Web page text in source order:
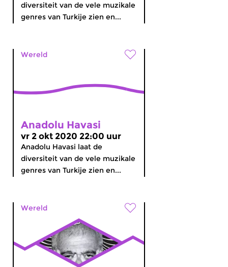
diversiteit van de vele muzikale
genres van Turkije zien en...
Wereld
Anadolu Havasi
vr 2 okt 2020 22:00 uur
Anadolu Havasi laat de
diversiteit van de vele muzikale
genres van Turkije zien en...
Wereld